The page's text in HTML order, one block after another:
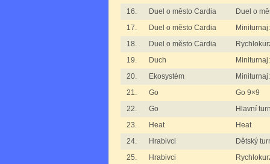
16.
Duel o město Cardia
Duel o
17.
Duel o město Cardia
18.
Duel o město Cardia
19.
Duch
20.
Ekosystém
21.
Go
Go 9×9
22.
Go
Hlavní
23.
Heat
Heat
24.
Hrabivci
Dětský
25.
Hrabivci